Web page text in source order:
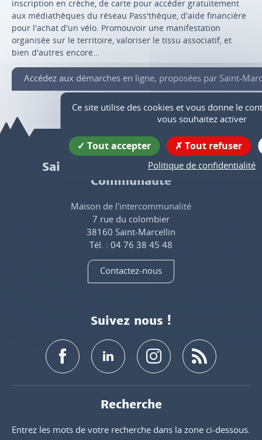
inscription en crèche, de carte pour accéder gratuitement
aux médiathèques du réseau Pass'thèque, d'aide financière
pour l'achat d'un vélo. Promouvoir une manifestation
organisée sur le territoire, valoriser le tissu associatif, et
bien d'autres encore...
Accédez aux démarches en ligne, proposées par Saint-
Saint-Marcellin Vercors Isère
Communauté
Maison de l'intercommunalité
7 rue du colombier
38160 Saint-Marcellin
Tél. : 04 76 38 45 48
Contactez-nous
Suivez nous !
Recherche
Entrez les mots de votre recherche dans la zone ci-dessous.
Ce site utilise des cookies et vous donne le
vous souhaitez activer
Tout accepter Tout refuser
Politique de confidentialité